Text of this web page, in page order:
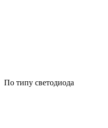
По типу светодиода